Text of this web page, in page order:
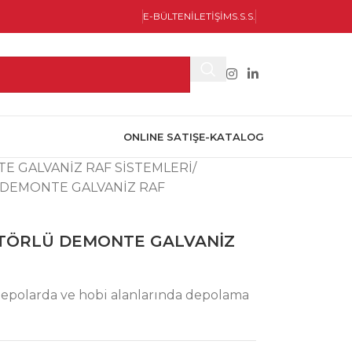
E-BÜLTENİLETİŞİMS.S.S.
ONLINE SATIŞE-KATALOG
GALVANİZ RAF SİSTEMLERİ
GALVANİZ RAF
DEMONTE GALVANİZ
ve hobi alanlarında depolama